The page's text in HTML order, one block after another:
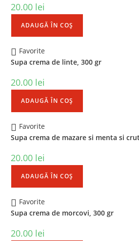
20.00 lei
ADAUGĂ ÎN COȘ
Favorite
Supa crema de linte, 300 gr
20.00 lei
ADAUGĂ ÎN COȘ
Favorite
Supa crema de mazare si menta si
20.00 lei
ADAUGĂ ÎN COȘ
Favorite
Supa crema de morcovi, 300 gr
20.00 lei